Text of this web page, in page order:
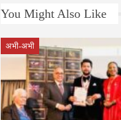
You Might Also Like
अभी-अभी